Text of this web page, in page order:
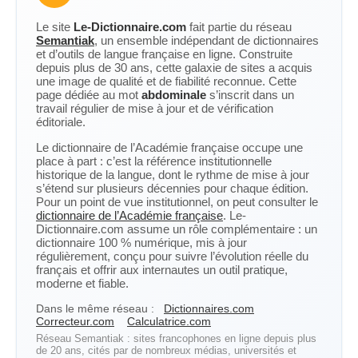
Le site Le-Dictionnaire.com fait partie du réseau
Semantiak, un ensemble indépendant de dictionnaires
et d’outils de langue française en ligne. Construite
depuis plus de 30 ans, cette galaxie de sites a acquis
une image de qualité et de fiabilité reconnue. Cette
page dédiée au mot abdominale s’inscrit dans un
travail régulier de mise à jour et de vérification
éditoriale.
Le dictionnaire de l’Académie française occupe une
place à part : c’est la référence institutionnelle
historique de la langue, dont le rythme de mise à jour
s’étend sur plusieurs décennies pour chaque édition.
Pour un point de vue institutionnel, on peut consulter le
dictionnaire de l’Académie française. Le-
Dictionnaire.com assume un rôle complémentaire : un
dictionnaire 100 % numérique, mis à jour
régulièrement, conçu pour suivre l’évolution réelle du
français et offrir aux internautes un outil pratique,
moderne et fiable.
Dans le même réseau :
Dictionnaires.com
Correcteur.com
Calculatrice.com
Réseau Semantiak : sites francophones en ligne depuis plus
de 20 ans, cités par de nombreux médias, universités et